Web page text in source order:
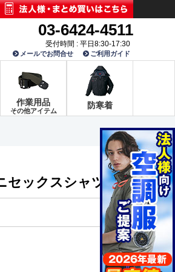
03-6424-4511
受付時間 : 平日8:30-17:30
メールでお問合せ ご利用ガイド
作業用品
その他アイテム
防寒着
セックスシャツ